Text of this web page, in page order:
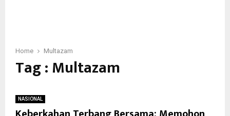
Home Multazam
Tag : Multazam
NASIONAL